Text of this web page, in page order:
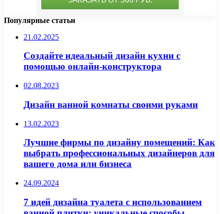
Популярные статьи
21.02.2025
Создайте идеальный дизайн кухни с
помощью онлайн-конструктора
02.08.2023
Дизайн ванной комнаты своими руками
13.02.2023
Лучшие фирмы по дизайну помещений: Как
выбрать профессиональных дизайнеров для
вашего дома или бизнеса
24.09.2024
7 идей дизайна туалета с использованием